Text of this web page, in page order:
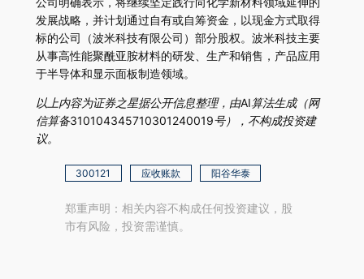
发展战略，并计划通过自有或自筹资金，以现金方式取得
标的公司（波米科技有限公司）部分股权。波米科技主要
从事高性能聚酰亚胺材料的研发、生产和销售，产品应用
于半导体和显示面板制造领域。
以上内容为证券之星据公开信息整理，由AI算法生成（网
信算备310104345710301240019号），不构成投资建
议。
300121 应收账款 阳谷华泰
郑重声明：相关内容不构成任何投资建议，股
市有风险，投资需谨慎。